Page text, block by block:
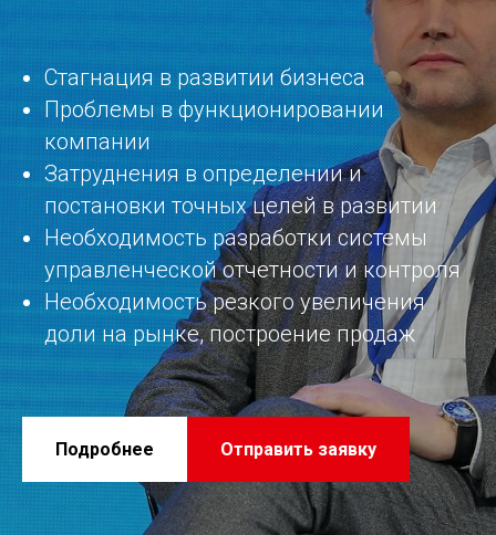
Стагнация в развитии бизнеса
Проблемы в функционировании
компании
Затруднения в определении и
постановки точных целей в развитии
Необходимость разработки системы
управленческой отчетности и контроля
Необходимость резкого увеличения
доли на рынке, построение продаж
Подробнее Отправить заявку